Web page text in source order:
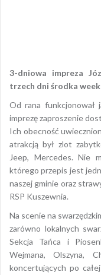
3-dniowa impreza
trzech dni środka
Od rana funkcjonował
imprezę zaproszenie
Ich obecność
atrakcją był zlot
Jeep, Mercedes. Nie
którego przepis jest
naszej gminie oraz
RSP Kuszewnia.
Na scenie na
zarówno lokalnych
Sekcja Tańca i
Wejmana, Olszyna,
koncertujących po